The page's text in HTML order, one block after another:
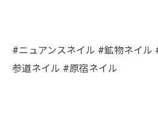
#ニュアンスネイル #鉱物ネイル
参道ネイル #原宿ネイル